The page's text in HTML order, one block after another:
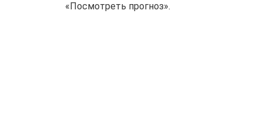
«Посмотреть прогноз».